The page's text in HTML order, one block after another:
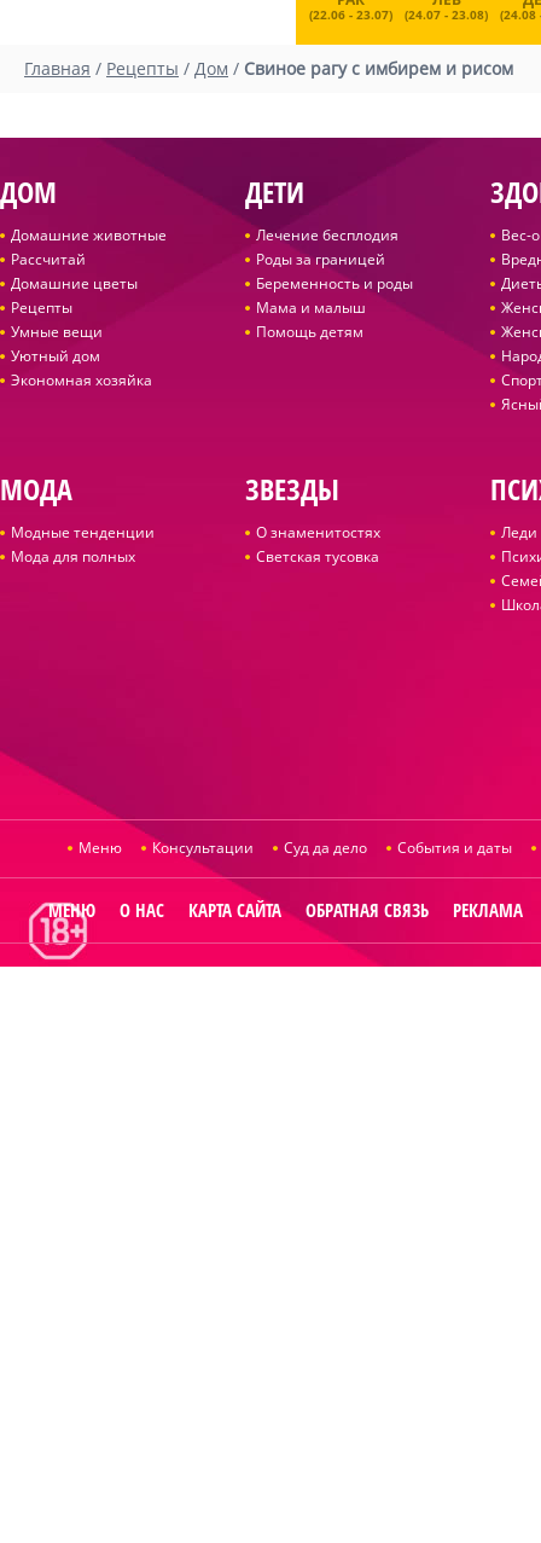
(22.06 - 23.07) (24.07 - 23.08) (24.08
Главная / Рецепты / Дом / Свиное рагу с имбирем и рисом
ДОМ
Домашние животные
Рассчитай
Домашние цветы
Рецепты
Умные вещи
Уютный дом
Экономная хозяйка
ДЕТИ
Лечение бесплодия
Роды за границей
Беременность и роды
Мама и малыш
Помощь детям
Вес-
МОДА
Модные тенденции
Мода для полных
ЗВЕЗДЫ
О знаменитостях
Светская тусовка
Леди
Меню Консультации Суд да дело События и даты
МЕНЮ О НАС КАРТА САЙТА ОБРАТНАЯ СВЯЗЬ РЕКЛАМА